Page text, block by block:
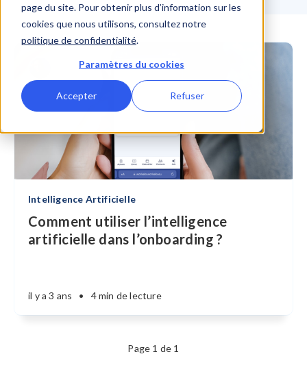
page du site. Pour obtenir plus d’information sur les
cookies que nous utilisons, consultez notre
politique de confidentialité.
Paramètres du cookies
Accepter Refuser
Intelligence Artificielle
Comment utiliser l’intelligence
artificielle dans l’onboarding ?
il y a 3 ans • 4 min de lecture
Page 1 de 1